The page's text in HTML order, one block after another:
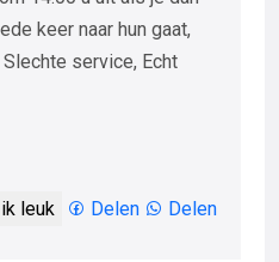
keer naar hun gaat,
service, Echt
leuk Delen Delen